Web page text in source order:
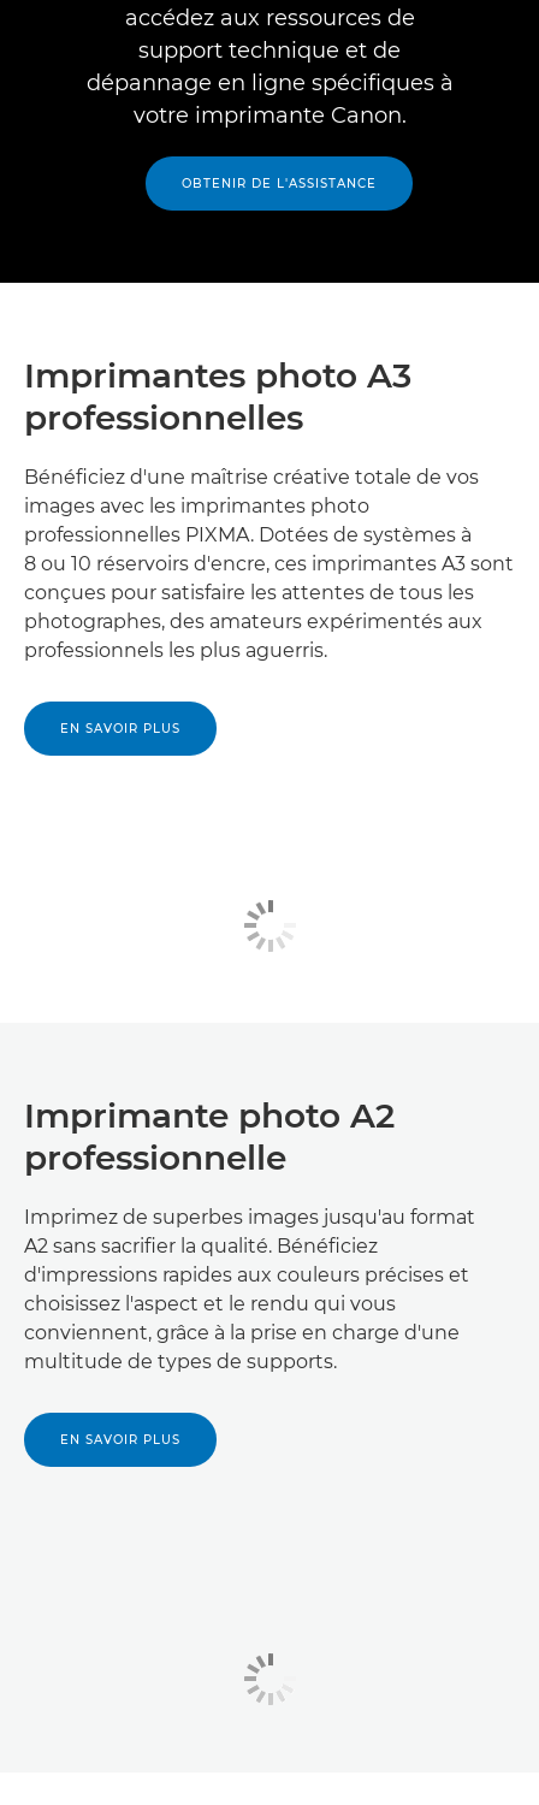
accédez aux ressources de
support technique et de
dépannage en ligne spécifiques à
votre imprimante Canon.
OBTENIR DE L'ASSISTANCE
Imprimantes photo A3
professionnelles
Bénéficiez d'une maîtrise créative totale de vos
images avec les imprimantes photo
professionnelles PIXMA. Dotées de systèmes à
8 ou 10 réservoirs d'encre, ces imprimantes A3 sont
conçues pour satisfaire les attentes de tous les
photographes, des amateurs expérimentés aux
professionnels les plus aguerris.
EN SAVOIR PLUS
Imprimante photo A2
professionnelle
Imprimez de superbes images jusqu'au format
A2 sans sacrifier la qualité. Bénéficiez
d'impressions rapides aux couleurs précises et
choisissez l'aspect et le rendu qui vous
conviennent, grâce à la prise en charge d'une
multitude de types de supports.
EN SAVOIR PLUS